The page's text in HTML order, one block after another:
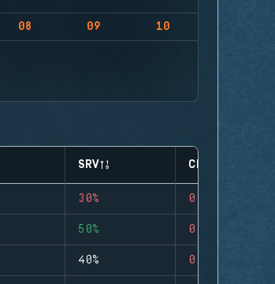
08 09 10
SRV CLUTCHES
30% 0
50% 0
40% 0